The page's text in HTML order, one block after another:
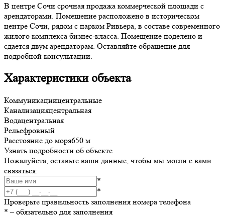
В центре Сочи срочная продажа коммерческой площади с
арендаторами. Помещение расположено в историческом
центре Сочи, рядом с парком Ривьера, в составе современного
жилого комплекса бизнес-класса. Помещение поделено и
сдается двум арендаторам. Оставляйте обращение для
подробной консультации.
Характеристики объекта
Коммуникациицентральные
Канализацияцентральная
Водацентральная
Рельефровный
Расстояние до моря650 м
Узнать подробности об объекте
Пожалуйста, оставьте ваши данные, чтобы мы могли с вами
связаться:
*
*
Проверьте правильность заполнения номера телефона
* – обязательно для заполнения